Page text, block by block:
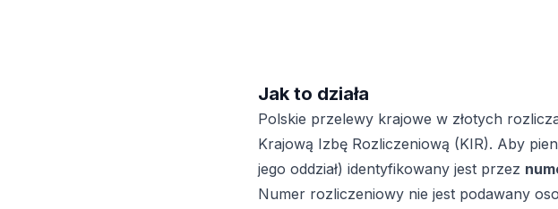
Jak to działa
Polskie przelewy krajowe w złotych
Krajową Izbę Rozliczeniową (KIR). Aby
jego oddział) identyfikowany jest przez
Numer rozliczeniowy nie jest podawany